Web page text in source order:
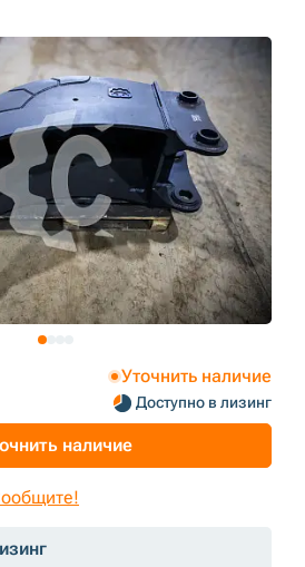
Уточнить наличие
Доступно в лизинг
наличие
93